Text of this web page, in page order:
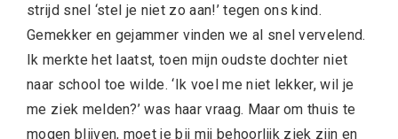
strijd snel ‘stel je niet zo aan!’ tegen ons kind.
Gemekker en gejammer vinden we al snel vervelend.
Ik merkte het laatst, toen mijn oudste dochter niet
naar school toe wilde. ‘Ik voel me niet lekker, wil je
me ziek melden?’ was haar vraag. Maar om thuis te
mogen blijven, moet je bij mij behoorlijk ziek zijn en